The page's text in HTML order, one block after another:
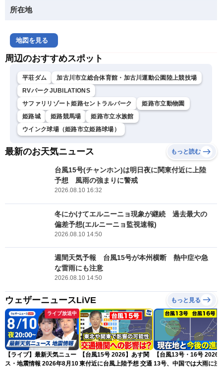
所在地
地図を見る
周辺のおすすめスポット
平荘ダム
加古川市立総合体育館・加古川運動公園陸上競技場
RVパークJUBILATIONS
サファリリゾート姫路セントラルパーク
姫路市立動物園
姫路城
姫路競馬場
姫路市立水族館
ウインク球場（姫路市立姫路球場）
最新のお天気ニュース もっと読む
台風15号(チャンホン)は明日夜に関東付近に上陸
予想 風雨の強まりに警戒
2026.08.10 16:32
冬にかけてエルニーニョ現象が継続 過去最大の
偏差予想(エルニーニョ監視速報)
2026.08.10 14:50
週間天気予報 台風15号が本州横断 熱中症や急
な雷雨にも注意
2026.08.10 14:50
ウェザーニュースLiVE もっと見る
ライブ放送中
【ライブ】最新天気ニュー
ス・地震情報 2026年8月10
【台風15号 2026】あす関
東付近に台風上陸予想 交通
【台風13号・16号 2026
13号、中国では大雨に注